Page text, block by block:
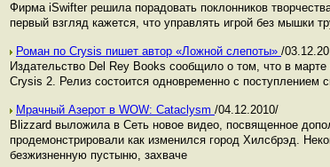
Фирма iSwifter решила порадовать поклонников
первый взгляд кажется, что управлять игрой без мышки
Роман по Crysis пишет автор «Ложной слепоты» /
Издательство Del Rey Books сообщило о том, что в
Crysis 2. Релиз состоится одновременно с поступлением
Мрачный Азерот в WOW: Cataclysm /04.12.2010/
Blizzard выложила в Сеть новое видео, посвященное
продемонстрировали как изменился город Хилсбрэд.
безжизненную пустыню, захваче